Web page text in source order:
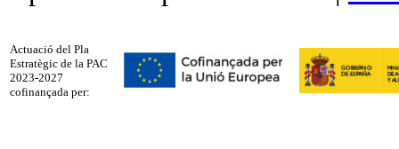
Actuació del Pla
Estratègic de la PAC
2023-2027
cofinançada per: